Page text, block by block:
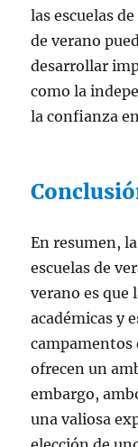
las escuelas
de verano
desarrollar
como la
la confianza
En resumen,
escuelas de
verano es que
académicas y
campamentos
ofrecen un
embargo,
una valiosa